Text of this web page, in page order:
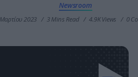
Newsroom
2023 3 Mins Read 4.9K Views 0